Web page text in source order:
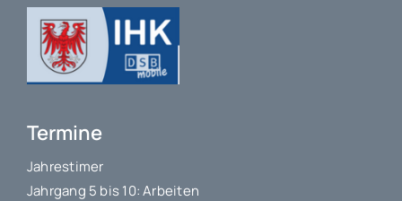
Termine
Jahrestimer
Jahrgang 5 bis 10: Arbeiten